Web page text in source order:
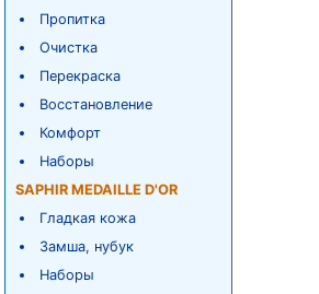
Пропитка
Очистка
Перекраска
Восстановление
Комфорт
Наборы
SAPHIR MEDAILLE D'OR
Гладкая кожа
Замша, нубук
Наборы